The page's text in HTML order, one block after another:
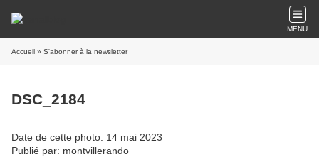
MENU
Accueil » S'abonner à la newsletter
DSC_2184
Date de cette photo: 14 mai 2023
Publié par: montvillerando